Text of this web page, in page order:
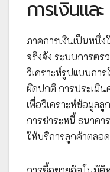
การเงินแล
ภาคการเงินเป็นหนึ่ง
จริงจัง ระบบการตร
วิเคราะห์รูปแบบกา
ผิดปกติ การประเมิน
เพื่อวิเคราะห์ข้อมูล
การชำระหนี้ ธนาคา
ให้บริการลูกค้าตลอ